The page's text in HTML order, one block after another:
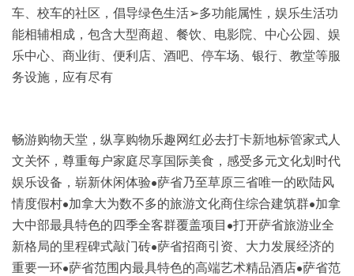
车、校车的社区，倡导绿色生活➢多功能属性，娱乐生活功
能相辅相成，包含大型商超、餐饮、电影院、中心公园、娱
乐中心、商业街、便利店、酒吧、停车场、银行、教堂等服
务设施，应有尽有
畅游购物天堂，纵享购物乐趣网红必去打卡新地标管家式人
文关怀，尊重每户家庭尽享国际美食，感受多元文化划时代
娱乐设备，崭新休闲体验•萨省乃至草原三省唯一的欧陆风
情度假村•加拿大为数不多的旅游文化商住综合建筑群•加拿
大中部最具特色的四季全客群覆盖项目•打开萨省旅游业全
新格局的里程碑式敲门砖•萨省招商引资、大力发展经济的
重要一环•萨省范围内最具特色的高端艺术精品酒店•萨省范